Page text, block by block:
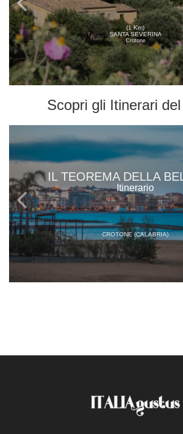
(1 Km)
SANTA SEVERINA
Crotone
Scopri gli Itinerari
IL TEOREMA DELLA
Itinerario
CROTONE (CALABRIA)